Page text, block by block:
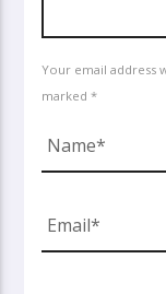
Your email address
marked *